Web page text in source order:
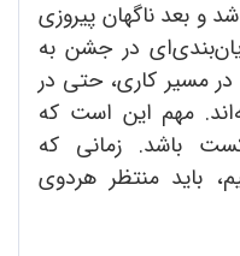
و بعد ناگهان پیروزی
در جشن به
مسیر کاری، حتی در
مهم این است که
باشد. زمانی که
باید منتظر هردوی